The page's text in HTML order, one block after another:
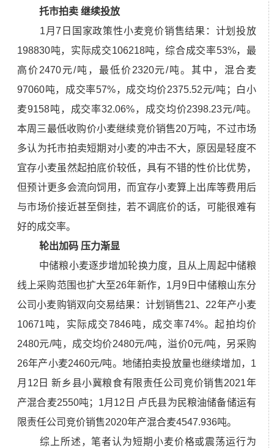
托市拍卖 继续投放
1月7日国家政策性小麦竞价销售结果：计划投放
198830吨，实际成交106218吨，综合成交率53%，最
高价2470元/吨，最低价2320元/吨。其中，混合麦
97060吨，成交率57%，成交均价2375.52元/吨；白小
麦9158吨，成交率32.06%，成交均价2398.23元/吨。
本周三最低收购价小麦继续竞价销售20万吨，不过市场
多认为托市拍卖短期对小麦的冲击不大，原因是轻度不
宜存小麦虽然起拍底价较低，具有不错的性价比优势，
但预计更多会流向饲用，而宜存小麦算上出库等费用后
与市场价接近甚至倒挂，若不调底价的话，可能很难有
好的成交率。
轮出加码 压力渐显
中储粮小麦逐步增加轮换力度，且从上周起中储粮
线上采购范围也扩大至26年新作，1月9日中储粮山东分
公司小麦购销双向交易结果：计划销售21、22年产小麦
10671吨，实际成交7846吨，成交率74%。起拍均价
2480元/吨，成交均价2480元/吨，溢价0元/吨，另采购
26年产小麦2460元/吨。地储拍卖投放量也继续增加，1
月12日 新乡县小冀粮食有限责任公司竞价销售2021年
产混合麦2550吨；1月12日 卢氏县为民粮油储备储运有
限责任公司竞价销售2020年产混合麦4547.936吨。
综上所述，笔者认为短期小麦价格或震荡运行为